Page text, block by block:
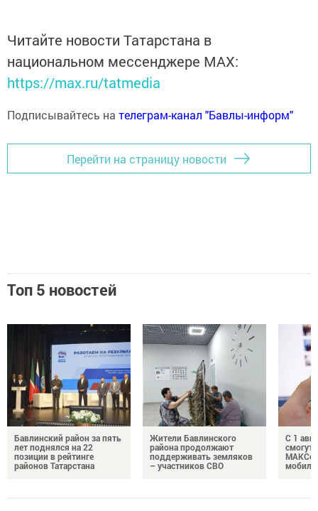
Читайте новости Татарстана в
национальном мессенджере MАХ:
https://max.ru/tatmedia
Подписывайтесь на телеграм-канал "Бавлы-информ"
Перейти на страницу новости
Топ 5 новостей
Бавлинский район за пять
лет поднялся на 22
позиции в рейтинге
районов Татарстана
Жители Бавлинского
района продолжают
поддерживать земляков
– участников СВО
С 1
смогут
МАКСом